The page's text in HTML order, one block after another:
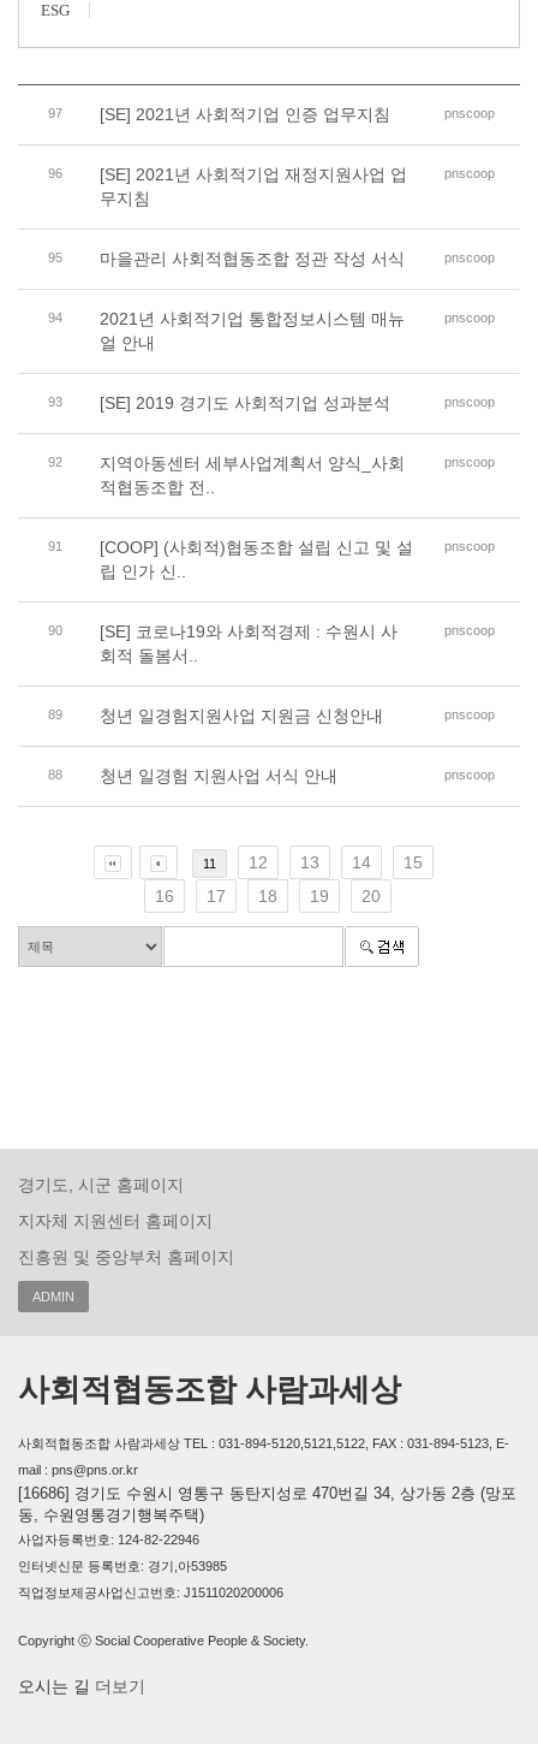
ESG
97 [SE] 2021년 사회적기업 인증 업무지침 pnscoop
96
[SE] 2021년 사회적기업 재정지원사업 업
무지침
pnscoop
95 마을관리 사회적협동조합 정관 작성 서식 pnscoop
94
2021년 사회적기업 통합정보시스템 매뉴
얼 안내
pnscoop
93 [SE] 2019 경기도 사회적기업 성과분석 pnscoop
92
지역아동센터 세부사업계획서 양식_사회
적협동조합 전..
pnscoop
91
[COOP] (사회적)협동조합 설립 신고 및 설
립 인가 신..
pnscoop
90
[SE] 코로나19와 사회적경제 : 수원시 사
회적 돌봄서..
pnscoop
89 청년 일경험지원사업 지원금 신청안내 pnscoop
88 청년 일경험 지원사업 서식 안내 pnscoop
11 12 13 14
15
16
17 18 19 20
경기도, 시군 홈페이지
지자체 지원센터 홈페이지
진흥원 및 중앙부처 홈페이지
ADMIN
사회적협동조합 사람과세상
사회적협동조합 사람과세상 TEL : 031-894-5120,5121,5122, FAX : 031-894-5123, E-
mail : pns@pns.or.kr
[16686] 경기도 수원시 영통구 동탄지성로 470번길 34, 상가동 2층 (망포
동, 수원영통경기행복주택)
사업자등록번호: 124-82-22946
인터넷신문 등록번호: 경기,아53985
직업정보제공사업신고번호: J1511020200006
Copyright ⓒ Social Cooperative People & Society.
오시는 길 더보기